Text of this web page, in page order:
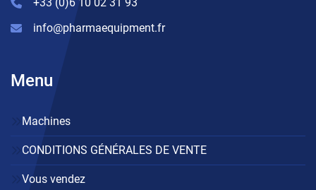
+33 (0)6 10 02 31 93
info@pharmaequipment.fr
Menu
Machines
CONDITIONS GÉNÉRALES DE VENTE
Vous vendez